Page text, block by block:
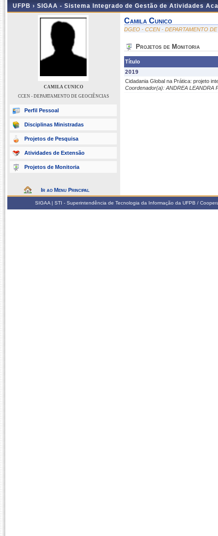
UFPB › SIGAA - Sistema Integrado de Gestão de Atividades
CAMILA CUNICO
CCEN - DEPARTAMENTO DE GEOCIÊNCIAS
Perfil Pessoal
Disciplinas Ministradas
Projetos de Pesquisa
Atividades de Extensão
Projetos de Monitoria
Ir ao Menu Principal
Camila Cunico
DGEO - CCEN - DEPARTAMENTO
Projetos de Monitoria
Título
2019
Cidadania Global na Prática: projeto
Coordenador(a): ANDREA LEANDRA
SIGAA | STI - Superintendência de Tecnologia da Informação da UFPB /